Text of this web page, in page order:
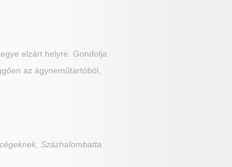
elzárt helyre. Gondolja
az ágyneműtartóból,
Százhalombatta